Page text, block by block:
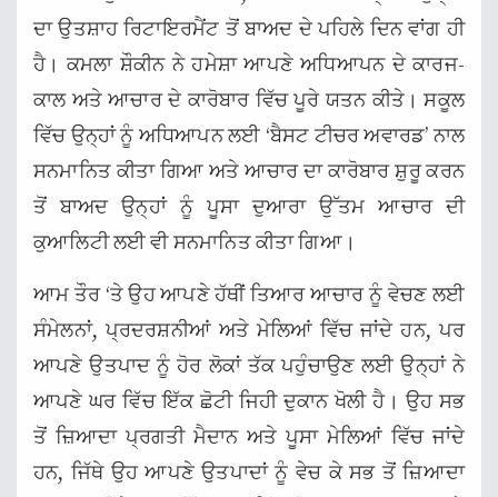
ਦਾ ਉਤਸ਼ਾਹ ਰਿਟਾਇਰਮੈਂਟ ਤੋਂ ਬਾਅਦ ਦੇ ਪਹਿਲੇ ਦਿਨ ਵਾਂਗ ਹੀ
ਹੈ। ਕਮਲਾ ਸ਼ੌਕੀਨ ਨੇ ਹਮੇਸ਼ਾ ਆਪਣੇ ਅਧਿਆਪਨ ਦੇ ਕਾਰਜ-
ਕਾਲ ਅਤੇ ਆਚਾਰ ਦੇ ਕਾਰੋਬਾਰ ਵਿੱਚ ਪੂਰੇ ਯਤਨ ਕੀਤੇ। ਸਕੂਲ
ਵਿੱਚ ਉਨ੍ਹਾਂ ਨੂੰ ਅਧਿਆਪਨ ਲਈ ‘ਬੈਸਟ ਟੀਚਰ ਅਵਾਰਡ’ ਨਾਲ
ਸਨਮਾਨਿਤ ਕੀਤਾ ਗਿਆ ਅਤੇ ਆਚਾਰ ਦਾ ਕਾਰੋਬਾਰ ਸ਼ੁਰੂ ਕਰਨ
ਤੋਂ ਬਾਅਦ ਉਨ੍ਹਾਂ ਨੂੰ ਪੂਸਾ ਦੁਆਰਾ ਉੱਤਮ ਆਚਾਰ ਦੀ
ਕੁਆਲਿਟੀ ਲਈ ਵੀ ਸਨਮਾਨਿਤ ਕੀਤਾ ਗਿਆ।
ਆਮ ਤੌਰ ‘ਤੇ ਉਹ ਆਪਣੇ ਹੱਥੀਂ ਤਿਆਰ ਆਚਾਰ ਨੂੰ ਵੇਚਣ ਲਈ
ਸੰਮੇਲਨਾਂ, ਪ੍ਰਦਰਸ਼ਨੀਆਂ ਅਤੇ ਮੇਲਿਆਂ ਵਿੱਚ ਜਾਂਦੇ ਹਨ, ਪਰ
ਆਪਣੇ ਉਤਪਾਦ ਨੂੰ ਹੋਰ ਲੋਕਾਂ ਤੱਕ ਪਹੁੰਚਾਉਣ ਲਈ ਉਨ੍ਹਾਂ ਨੇ
ਆਪਣੇ ਘਰ ਵਿੱਚ ਇੱਕ ਛੋਟੀ ਜਿਹੀ ਦੁਕਾਨ ਖੋਲੀ ਹੈ। ਉਹ ਸਭ
ਤੋਂ ਜ਼ਿਆਦਾ ਪ੍ਰਗਤੀ ਮੈਦਾਨ ਅਤੇ ਪੂਸਾ ਮੇਲਿਆਂ ਵਿੱਚ ਜਾਂਦੇ
ਹਨ, ਜਿੱਥੇ ਉਹ ਆਪਣੇ ਉਤਪਾਦਾਂ ਨੂੰ ਵੇਚ ਕੇ ਸਭ ਤੋਂ ਜ਼ਿਆਦਾ